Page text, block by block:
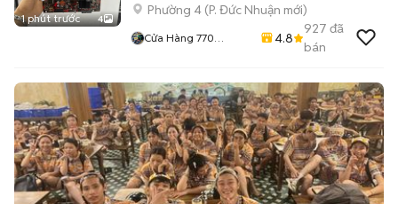
1 phút trước 4
Phường 4 (P. Đức Nhuận mới)
Cửa Hàng 770
4.8
927 đã
bán